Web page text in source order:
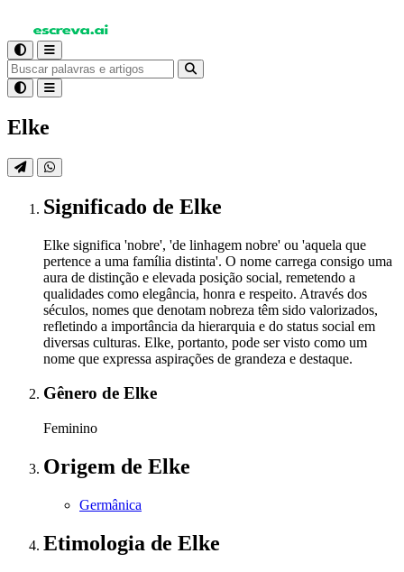
Elke
Significado de Elke
Elke significa 'nobre', 'de linhagem nobre' ou 'aquela que
pertence a uma família distinta'. O nome carrega consigo uma
aura de distinção e elevada posição social, remetendo a
qualidades como elegância, honra e respeito. Através dos
séculos, nomes que denotam nobreza têm sido valorizados,
refletindo a importância da hierarquia e do status social em
diversas culturas. Elke, portanto, pode ser visto como um
nome que expressa aspirações de grandeza e destaque.
Gênero de Elke
Feminino
Origem de Elke
Germânica
Etimologia de Elke